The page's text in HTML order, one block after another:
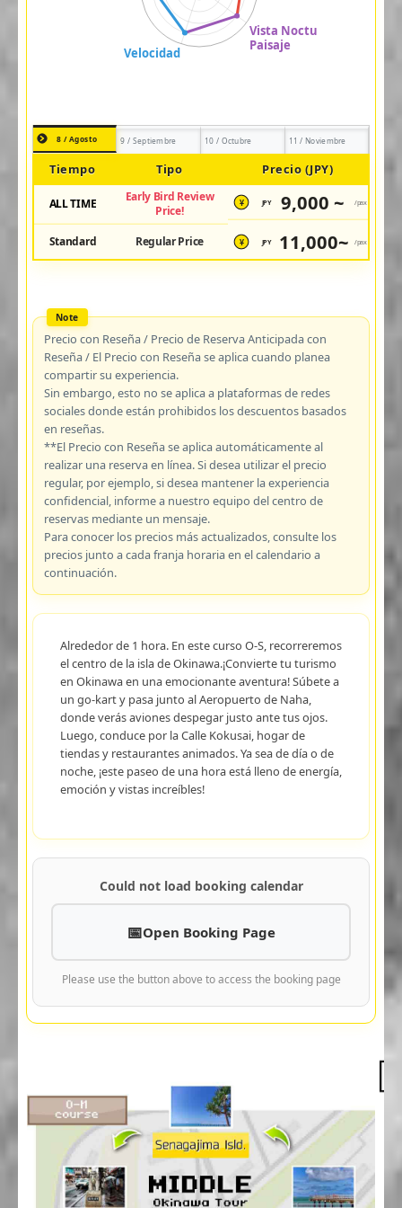
8 / Agosto 9 / Septiembre 10 / Octubre 11 / Noviembre
Tiempo Tipo Precio (JPY)
ALL TIME
Early Bird Review
Price!
¥ JPY 9,000 ~ /pax
Standard Regular Price ¥ JPY 11,000~ /pax
Precio con Reseña / Precio de Reserva Anticipada con
Reseña / El Precio con Reseña se aplica cuando planea
compartir su experiencia.
Sin embargo, esto no se aplica a plataformas de redes
sociales donde están prohibidos los descuentos basados
en reseñas.
**El Precio con Reseña se aplica automáticamente al
realizar una reserva en línea. Si desea utilizar el precio
regular, por ejemplo, si desea mantener la experiencia
confidencial, informe a nuestro equipo del centro de
reservas mediante un mensaje.
Para conocer los precios más actualizados, consulte los
precios junto a cada franja horaria en el calendario a
continuación.
Alrededor de 1 hora. En este curso O-S, recorreremos
el centro de la isla de Okinawa.¡Convierte tu turismo
en Okinawa en una emocionante aventura! Súbete a
un go-kart y pasa junto al Aeropuerto de Naha,
donde verás aviones despegar justo ante tus ojos.
Luego, conduce por la Calle Kokusai, hogar de
tiendas y restaurantes animados. Ya sea de día o de
noche, ¡este paseo de una hora está lleno de energía,
emoción y vistas increíbles!
Could not load booking calendar
Open Booking Page
Please use the button above to access the booking page